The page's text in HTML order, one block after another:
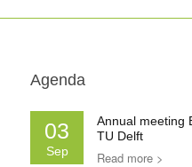
Agenda
03
Sep
Annual meeting
TU Delft
Read more >